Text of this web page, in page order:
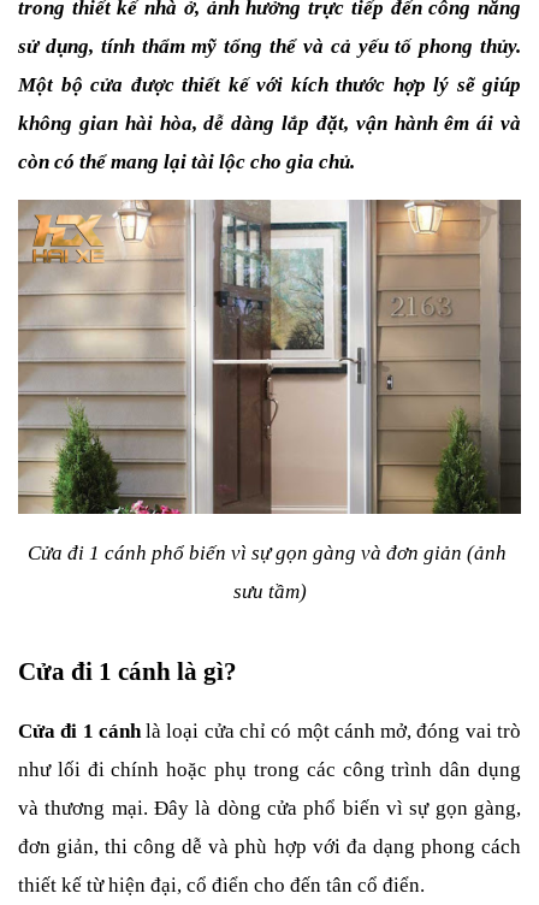
trong thiết kế nhà ở, ảnh hưởng trực tiếp đến công năng
sử dụng, tính thẩm mỹ tổng thể và cả yếu tố phong thủy.
Một bộ cửa được thiết kế với kích thước hợp lý sẽ giúp
không gian hài hòa, dễ dàng lắp đặt, vận hành êm ái và
còn có thể mang lại tài lộc cho gia chủ.
Cửa đi 1 cánh phổ biến vì sự gọn gàng và đơn giản (ảnh
sưu tầm)
Cửa đi 1 cánh là gì?
Cửa đi 1 cánh là loại cửa chỉ có một cánh mở, đóng vai trò
như lối đi chính hoặc phụ trong các công trình dân dụng
và thương mại. Đây là dòng cửa phổ biến vì sự gọn gàng,
đơn giản, thi công dễ và phù hợp với đa dạng phong cách
thiết kế từ hiện đại, cổ điển cho đến tân cổ điển.